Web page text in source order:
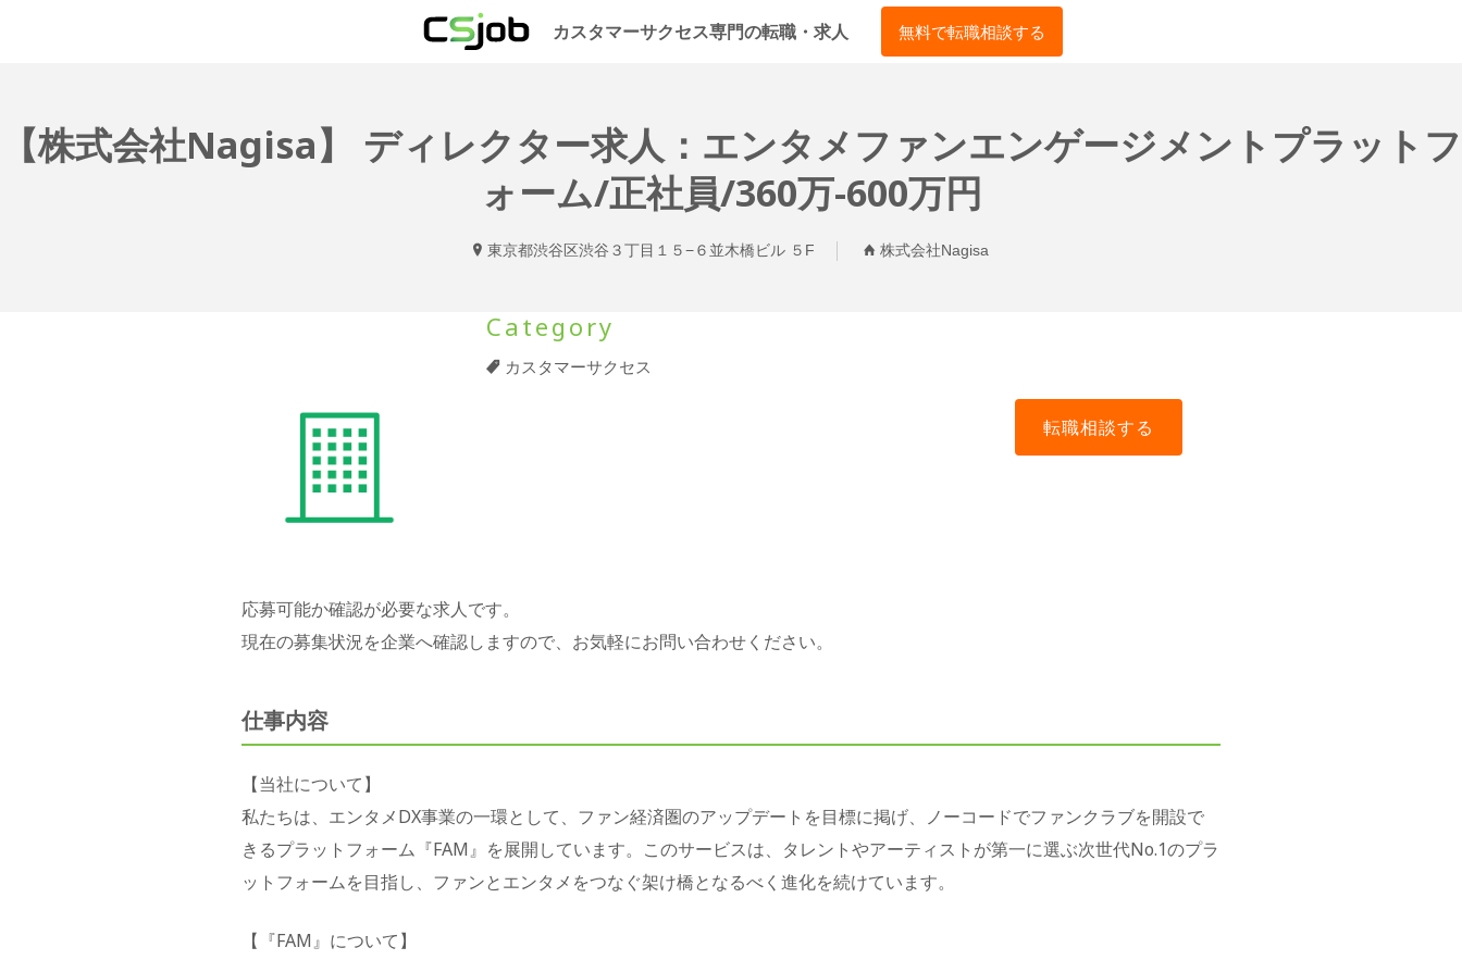
CSJOB
カスタマーサクセス専門の転職・求人 無料で転職相談する
【株式会社Nagisa】 ディレクター求人：エンタメファンエンゲージメントプラットフ
ォーム/正社員/360万-600万円
東京都渋谷区渋谷３丁目１５−６並木橋ビル ５F 株式会社Nagisa
Category
カスタマーサクセス
応募可能か確認が必要な求人です。
現在の募集状況を企業へ確認しますので、お気軽にお問い合わせください。
仕事内容
【当社について】
私たちは、エンタメDX事業の一環として、ファン経済圏のアップデートを目標に掲げ、ノーコードでファンクラブを開設で
きるプラットフォーム『FAM』を展開しています。このサービスは、タレントやアーティストが第一に選ぶ次世代No.1のプラ
ットフォームを目指し、ファンとエンタメをつなぐ架け橋となるべく進化を続けています。
【『FAM』について】